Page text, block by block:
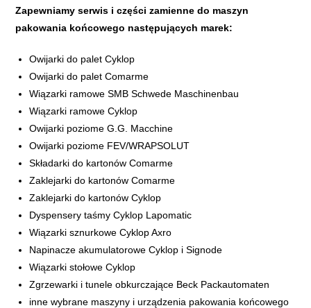
Zapewniamy serwis i części zamienne do maszyn
pakowania końcowego następujących marek:​
Owijarki do palet Cyklop
Owijarki do palet Comarme
Wiązarki ramowe SMB Schwede Maschinenbau
Wiązarki ramowe Cyklop
Owijarki poziome G.G. Macchine
Owijarki poziome FEV/WRAPSOLUT
Składarki do kartonów Comarme
Zaklejarki do kartonów Comarme
Zaklejarki do kartonów Cyklop
​Dyspensery taśmy Cyklop Lapomatic
Wiązarki sznurkowe Cyklop Axro
Napinacze akumulatorowe Cyklop i Signode
Wiązarki stołowe Cyklop
Zgrzewarki i tunele obkurczające Beck Packautomaten
​inne wybrane maszyny i urządzenia pakowania końcowego